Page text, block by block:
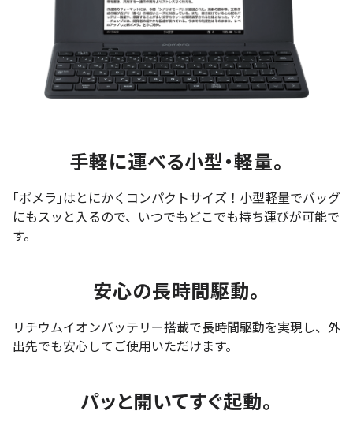
手軽に運べる小型・軽量。
｢ポメラ｣はとにかくコンパクトサイズ！小型軽量でバッグ
にもスッと入るので、いつでもどこでも持ち運びが可能で
す。
安心の長時間駆動。
リチウムイオンバッテリー搭載で長時間駆動を実現し、外
出先でも安心してご使用いただけます。
パッと開いてすぐ起動。